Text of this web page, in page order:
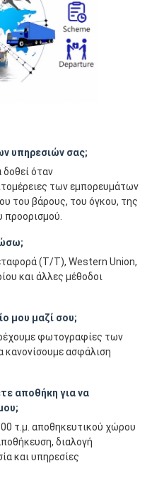
υπηρεσιών σας;
δοθεί όταν
των εμπορευμάτων
του βάρους, του όγκου, της
(T/T), Western Union,
και άλλες μέθοδοι
μου μαζί σου;
φωτογραφίες των
κανονίσουμε ασφάλιση
αποθήκη για να
τ.μ. αποθηκευτικού χώρου
διαλογή
και υπηρεσίες